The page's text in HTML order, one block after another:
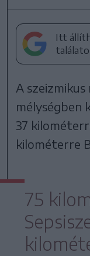
Itt
A
mélységben
37
kilométerre
75